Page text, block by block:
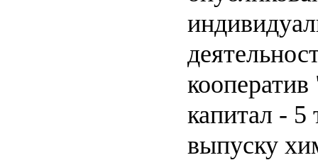
капитал - 5
выпуску